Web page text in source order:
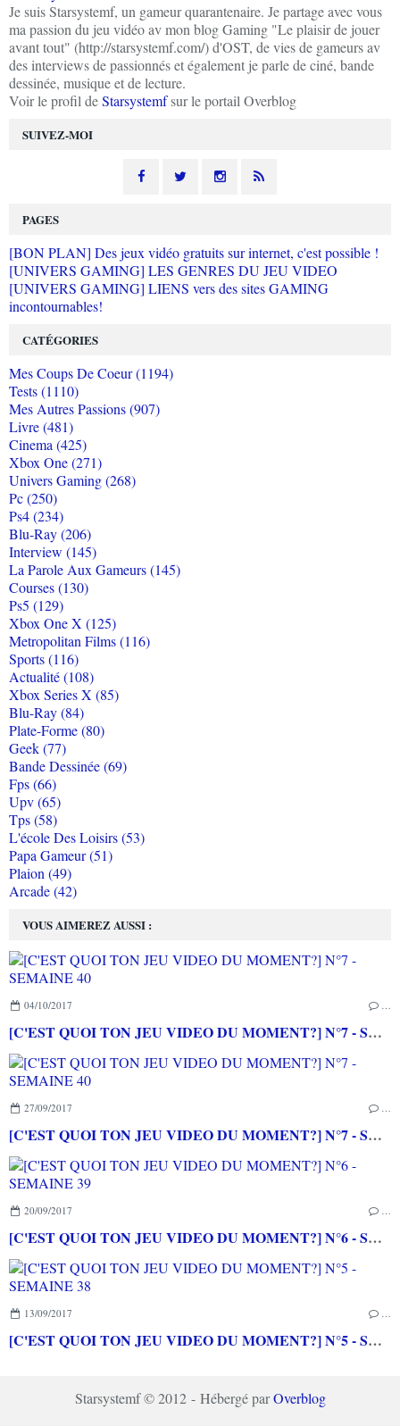
SUIVEZ-MOI
Je suis Starsystemf, un gameur quarantenaire. Je partage avec vous
ma passion du jeu vidéo av mon blog Gaming "Le plaisir de jouer
avant tout" (http://starsystemf.com/) d'OST, de vies de gameurs av
des interviews de passionnés et également je parle de ciné, bande
dessinée, musique et de lecture.
Voir le profil deStarsystemfsur le portail Overblog
VOUS AIMEREZ AUSSI :
04/10/2017
[C'EST QUOI TON JEU VIDEO DU MOMENT?] N°7 - SEMAINE 40
27/09/2017
[C'EST QUOI TON JEU VIDEO DU MOMENT?] N°7 - SEMAINE 40
20/09/2017
[C'EST QUOI TON JEU VIDEO DU MOMENT?] N°6 - SEMAINE 39
13/09/2017
[C'EST QUOI TON JEU VIDEO DU MOMENT?] N°5 - SEMAINE 38
PAGES
[BON PLAN] Des jeux vidéo gratuits sur internet, c'est possible !
[UNIVERS GAMING] LES GENRES DU JEU VIDEO
[UNIVERS GAMING] LIENS vers des sites GAMING
incontournables!
CATÉGORIES
Mes Coups De Coeur (1194)
Tests (1110)
Mes Autres Passions (907)
Livre (481)
Cinema (425)
Xbox One (271)
Univers Gaming (268)
Pc (250)
Ps4 (234)
Blu-Ray (206)
Interview (145)
La Parole Aux Gameurs (145)
Courses (130)
Ps5 (129)
Xbox One X (125)
Metropolitan Films (116)
Sports (116)
Actualité (108)
Xbox Series X (85)
Blu-Ray (84)
Plate-Forme (80)
Geek (77)
Bande Dessinée (69)
Fps (66)
Upv (65)
Tps (58)
L'école Des Loisirs (53)
Papa Gameur (51)
Plaion (49)
Arcade (42)
Starsystemf © 2012 - Hébergé parOverblog